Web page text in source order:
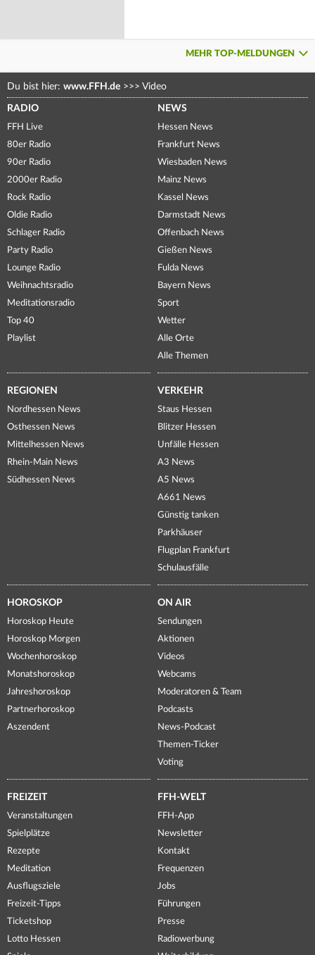
MEHR TOP-MELDUNGEN
Du bist hier: www.FFH.de >>> Video
RADIO
FFH Live
80er Radio
90er Radio
2000er Radio
Rock Radio
Oldie Radio
Schlager Radio
Party Radio
Lounge Radio
Weihnachtsradio
Meditationsradio
Top 40
Playlist
NEWS
Hessen News
Frankfurt News
Wiesbaden News
Mainz News
Kassel News
Darmstadt News
Offenbach News
Gießen News
Fulda News
Bayern News
Sport
Wetter
Alle Orte
Alle Themen
REGIONEN
Nordhessen News
Osthessen News
Mittelhessen News
Rhein-Main News
Südhessen News
VERKEHR
Staus Hessen
Blitzer Hessen
Unfälle Hessen
A3 News
A5 News
A661 News
Günstig tanken
Parkhäuser
Flugplan Frankfurt
Schulausfälle
HOROSKOP
Horoskop Heute
Horoskop Morgen
Wochenhoroskop
Monatshoroskop
Jahreshoroskop
Partnerhoroskop
Aszendent
ON AIR
Sendungen
Aktionen
Videos
Webcams
Moderatoren & Team
Podcasts
News-Podcast
Themen-Ticker
Voting
FREIZEIT
Veranstaltungen
Spielplätze
Rezepte
Meditation
Ausflugsziele
Freizeit-Tipps
Ticketshop
Lotto Hessen
FFH-WELT
FFH-App
Newsletter
Kontakt
Frequenzen
Jobs
Führungen
Presse
Radiowerbung